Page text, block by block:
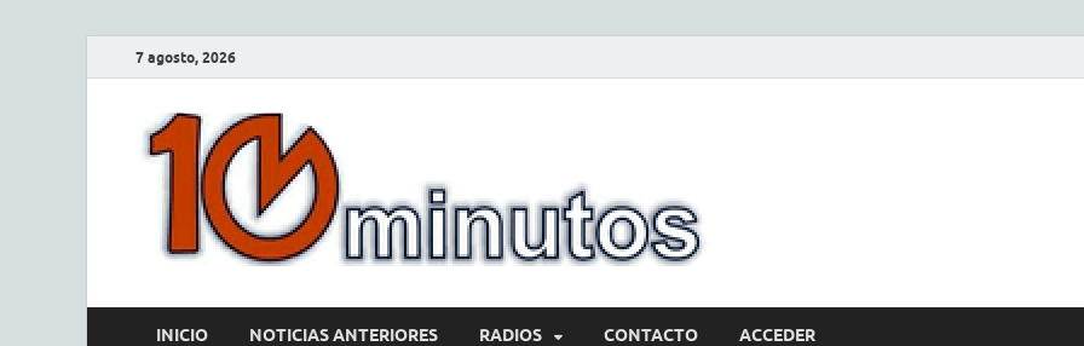
7 agosto, 2026
INICIO NOTICIAS ANTERIORES RADIOS CONTACTO ACCEDER